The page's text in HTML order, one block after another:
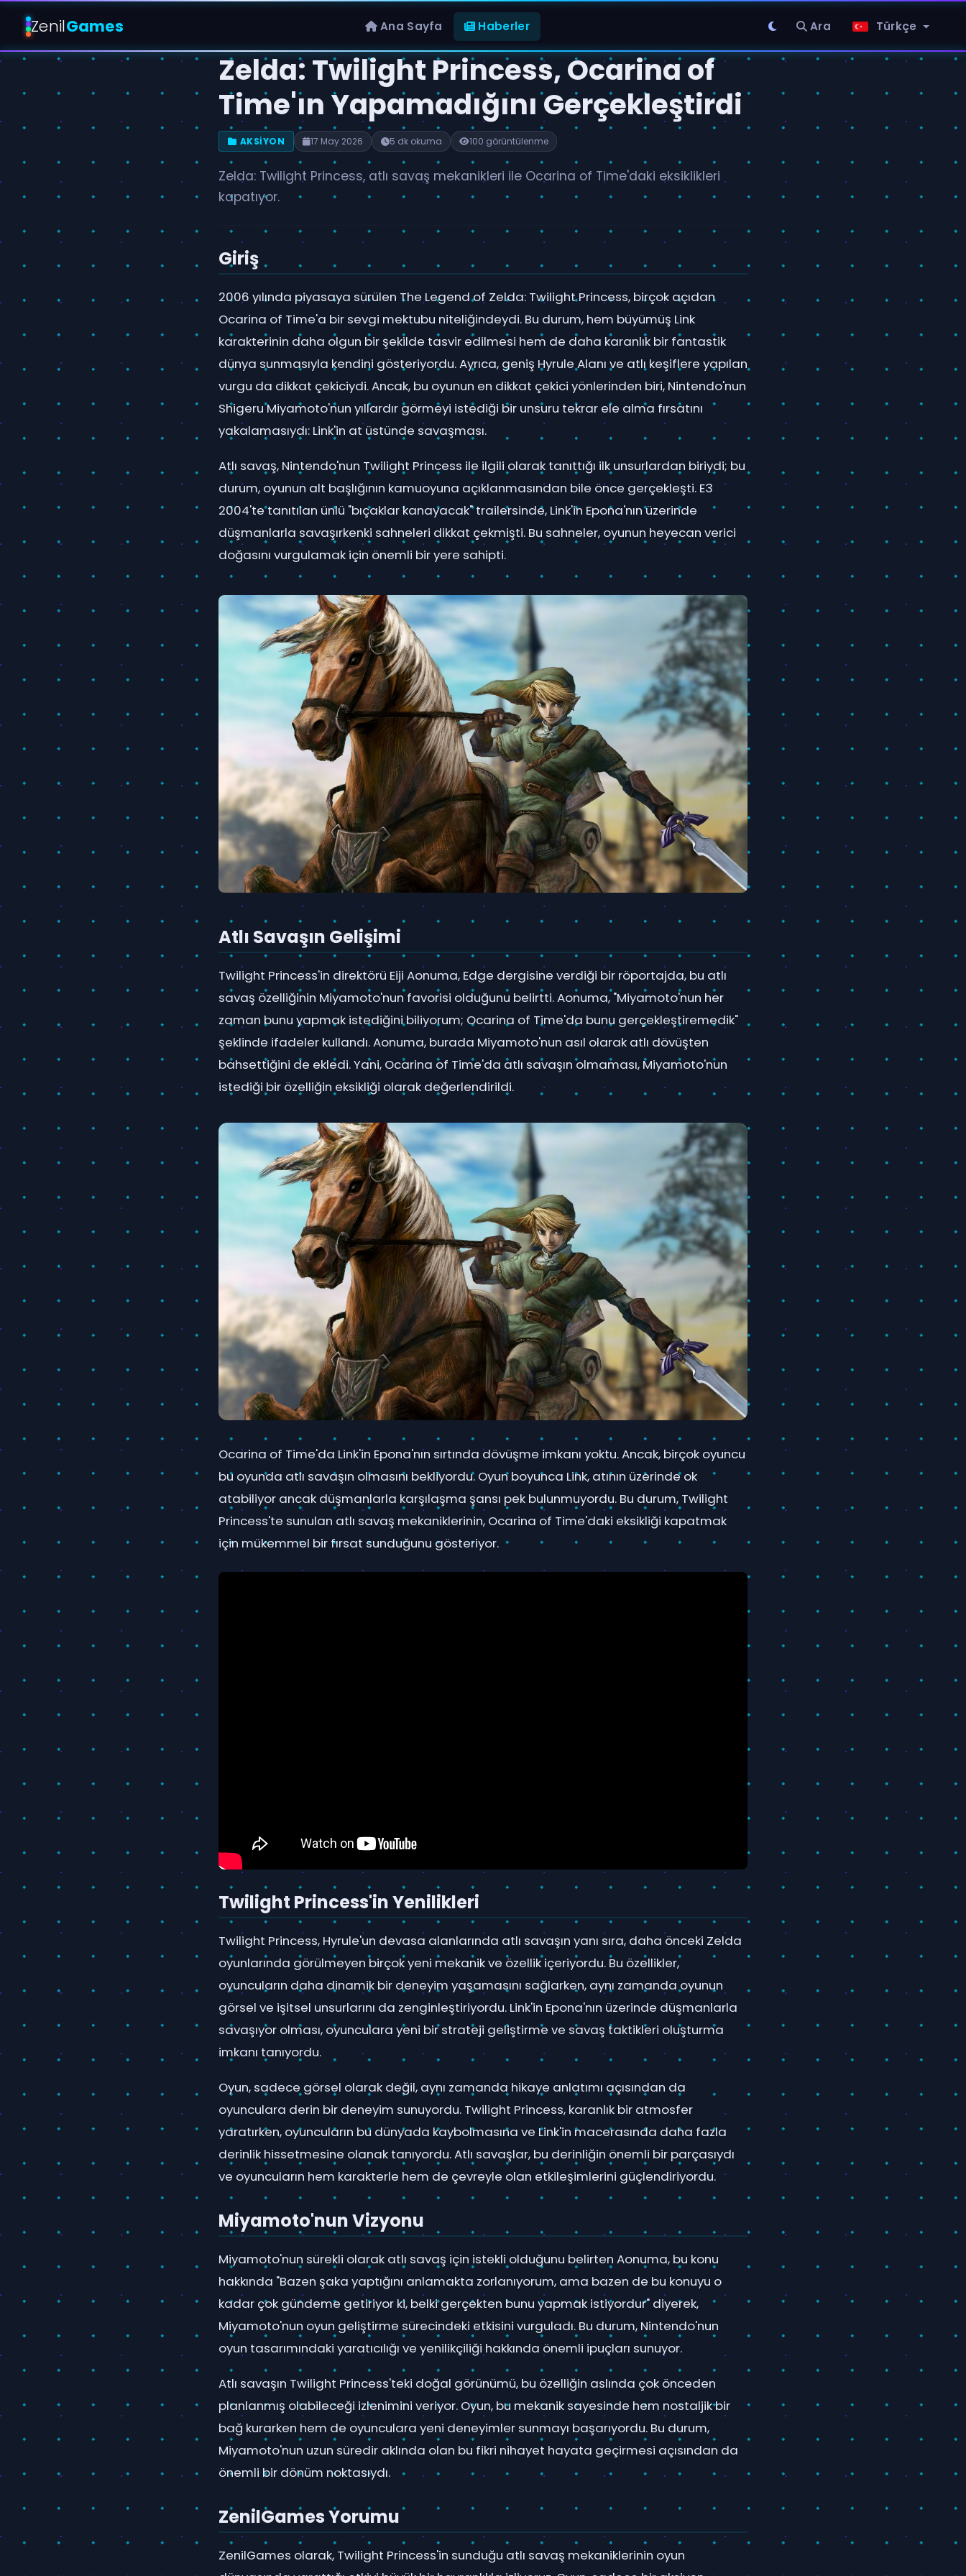
ZenilGames Ana Sayfa Haberler Ara Türkçe
Zelda: Twilight Princess, Ocarina of
Time'ın Yapamadığını Gerçekleştirdi
AKSIYON 17 May 2026 5 dk okuma 100 görüntülenme
Zelda: Twilight Princess, atlı savaş mekanikleri ile Ocarina of Time'daki eksiklikleri
kapatıyor.
Giriş
2006 yılında piyasaya sürülen The Legend of Zelda: Twilight Princess, birçok açıdan
Ocarina of Time'a bir sevgi mektubu niteliğindeydi. Bu durum, hem büyümüş Link
karakterinin daha olgun bir şekilde tasvir edilmesi hem de daha karanlık bir fantastik
dünya sunmasıyla kendini gösteriyordu. Ayrıca, geniş Hyrule Alanı ve atlı keşiflere yapılan
vurgu da dikkat çekiciydi. Ancak, bu oyunun en dikkat çekici yönlerinden biri, Nintendo'nun
Shigeru Miyamoto'nun yıllardır görmeyi istediği bir unsuru tekrar ele alma fırsatını
yakalamasıydı: Link'in at üstünde savaşması.
Atlı savaş, Nintendo'nun Twilight Princess ile ilgili olarak tanıttığı ilk unsurlardan biriydi; bu
durum, oyunun alt başlığının kamuoyuna açıklanmasından bile önce gerçekleşti. E3
2004'te tanıtılan ünlü "bıçaklar kanayacak" trailersinde, Link'in Epona'nın üzerinde
düşmanlarla savaşırkenki sahneleri dikkat çekmişti. Bu sahneler, oyunun heyecan verici
doğasını vurgulamak için önemli bir yere sahipti.
Atlı Savaşın Gelişimi
Twilight Princess'in direktörü Eiji Aonuma, Edge dergisine verdiği bir röportajda, bu atlı
savaş özelliğinin Miyamoto'nun favorisi olduğunu belirtti. Aonuma, "Miyamoto'nun her
zaman bunu yapmak istediğini biliyorum; Ocarina of Time'da bunu gerçekleştiremedik"
şeklinde ifadeler kullandı. Aonuma, burada Miyamoto'nun asıl olarak atlı dövüşten
bahsettiğini de ekledi. Yani, Ocarina of Time'da atlı savaşın olmaması, Miyamoto'nun
istediği bir özelliğin eksikliği olarak değerlendirildi.
Ocarina of Time'da Link'in Epona'nın sırtında dövüşme imkanı yoktu. Ancak, birçok oyuncu
bu oyunda atlı savaşın olmasını bekliyordu. Oyun boyunca Link, atının üzerinde ok
atabiliyor ancak düşmanlarla karşılaşma şansı pek bulunmuyordu. Bu durum, Twilight
Princess'te sunulan atlı savaş mekaniklerinin, Ocarina of Time'daki eksikliği kapatmak
için mükemmel bir fırsat sunduğunu gösteriyor.
Twilight Princess'in Yenilikleri
Twilight Princess, Hyrule'un devasa alanlarında atlı savaşın yanı sıra, daha önceki Zelda
oyunlarında görülmeyen birçok yeni mekanik ve özellik içeriyordu. Bu özellikler,
oyuncuların daha dinamik bir deneyim yaşamasını sağlarken, aynı zamanda oyunun
görsel ve işitsel unsurlarını da zenginleştiriyordu. Link'in Epona'nın üzerinde düşmanlarla
savaşıyor olması, oyunculara yeni bir strateji geliştirme ve savaş taktikleri oluşturma
imkanı tanıyordu.
Oyun, sadece görsel olarak değil, aynı zamanda hikaye anlatımı açısından da
oyunculara derin bir deneyim sunuyordu. Twilight Princess, karanlık bir atmosfer
yaratırken, oyuncuların bu dünyada kaybolmasına ve Link'in macerasında daha fazla
derinlik hissetmesine olanak tanıyordu. Atlı savaşlar, bu derinliğin önemli bir parçasıydı
ve oyuncuların hem karakterle hem de çevreyle olan etkileşimlerini güçlendiriyordu.
Miyamoto'nun Vizyonu
Miyamoto'nun sürekli olarak atlı savaş için istekli olduğunu belirten Aonuma, bu konu
hakkında "Bazen şaka yaptığını anlamakta zorlanıyorum, ama bazen de bu konuyu o
kadar çok gündeme getiriyor ki, belki gerçekten bunu yapmak istiyordur" diyerek,
Miyamoto'nun oyun geliştirme sürecindeki etkisini vurguladı. Bu durum, Nintendo'nun
oyun tasarımındaki yaratıcılığı ve yenilikçiliği hakkında önemli ipuçları sunuyor.
Atlı savaşın Twilight Princess'teki doğal görünümü, bu özelliğin aslında çok önceden
planlanmış olabileceği izlenimini veriyor. Oyun, bu mekanik sayesinde hem nostaljik bir
bağ kurarken hem de oyunculara yeni deneyimler sunmayı başarıyordu. Bu durum,
Miyamoto'nun uzun süredir aklında olan bu fikri nihayet hayata geçirmesi açısından da
önemli bir dönüm noktasıydı.
ZenilGames Yorumu
ZenilGames olarak, Twilight Princess'in sunduğu atlı savaş mekaniklerinin oyun